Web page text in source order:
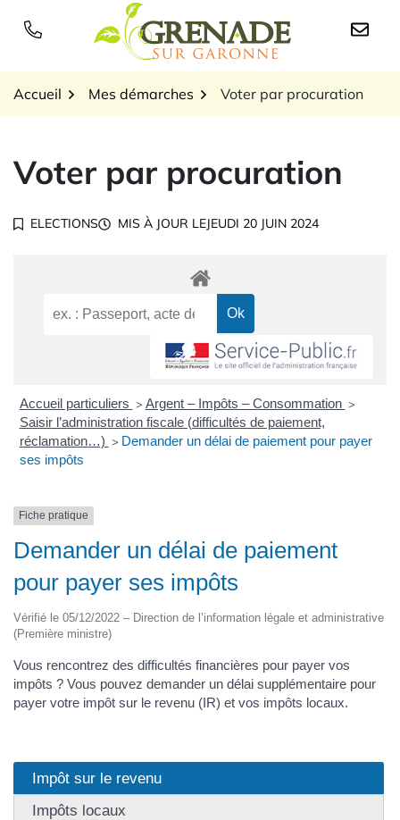
Logo Grenade sur
Accueil Mes démarches Voter par procuration
Voter par procuration
ELECTIONS MIS À JOUR LEJEUDI 20 JUIN 2024
Accueil particuliers > Argent – Impôts – Consommation >
Saisir l’administration fiscale (difficultés de paiement,
réclamation…) > Demander un délai de paiement pour payer
ses impôts
Fiche pratique
Demander un délai de paiement
pour payer ses impôts
Vérifié le 05/12/2022 – Direction de l’information légale et administrative
(Première ministre)
Vous rencontrez des difficultés financières pour payer vos
impôts ? Vous pouvez demander un délai supplémentaire pour
payer votre impôt sur le revenu (IR) et vos impôts locaux.
Impôt sur le revenu
Impôts locaux